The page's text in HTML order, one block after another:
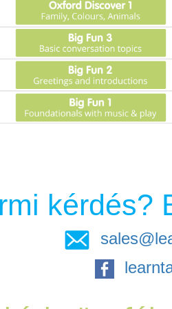
kérdés?